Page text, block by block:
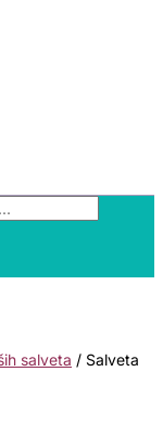
salveta / Salveta